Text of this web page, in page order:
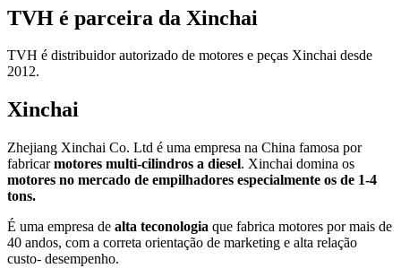
TVH é parceira da Xinchai
TVH é distribuidor autorizado de motores e peças Xinchai desde
2012.
Xinchai
Zhejiang Xinchai Co. Ltd é uma empresa na China famosa por
fabricarmotores multi-cilindros a diesel. Xinchai domina os
motores no mercado de empilhadores especialmente os de 1-4
tons.
É uma empresa de alta teconologia que fabrica motores por mais de
40 andos, com a correta orientação de marketing e alta relação
custo- desempenho.